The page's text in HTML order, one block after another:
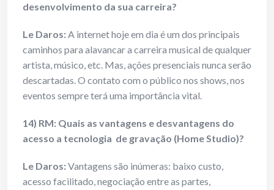
desenvolvimento da sua carreira?
Le Daros:A internet hoje em dia é um dos principais
caminhos para alavancar a carreira musical de qualquer
artista, músico, etc. Mas, ações presenciais nunca serão
descartadas. O contato com o público nos shows, nos
eventos sempre terá uma importância vital.
14) RM: Quais as vantagens e desvantagens do
acesso a tecnologia de gravação (Home Studio)?
Le Daros:Vantagens são inúmeras: baixo custo,
acesso facilitado, negociação entre as partes,